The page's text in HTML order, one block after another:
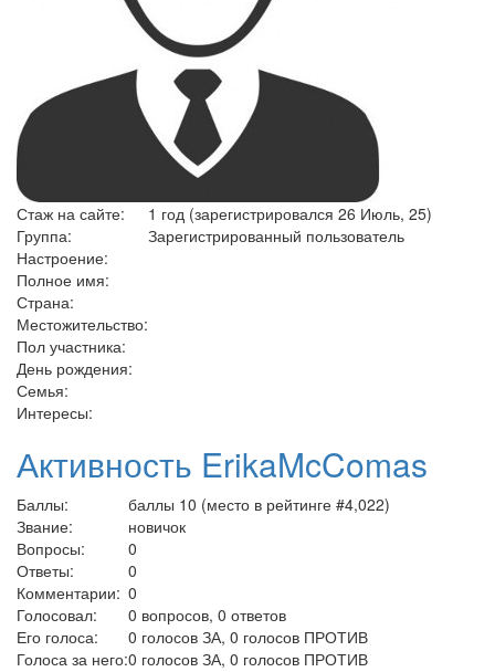
Стаж на сайте:
1 год (зарегистрировался 26 Июль, 25)
Группа:
Зарегистрированный пользователь
Настроение:
Полное имя:
Страна:
Местожительство:
Пол участника:
День рождения:
Семья:
Интересы:
Активность ErikaMcComas
Баллы: баллы 10 (место в рейтинге #4,022)
Звание:
новичок
Вопросы:
0
Ответы:
0
Комментарии: 0
Голосовал:
0 вопросов, 0 ответов
Его голоса:
0 голосов ЗА, 0 голосов ПРОТИВ
Голоса за него:0 голосов ЗА, 0 голосов ПРОТИВ